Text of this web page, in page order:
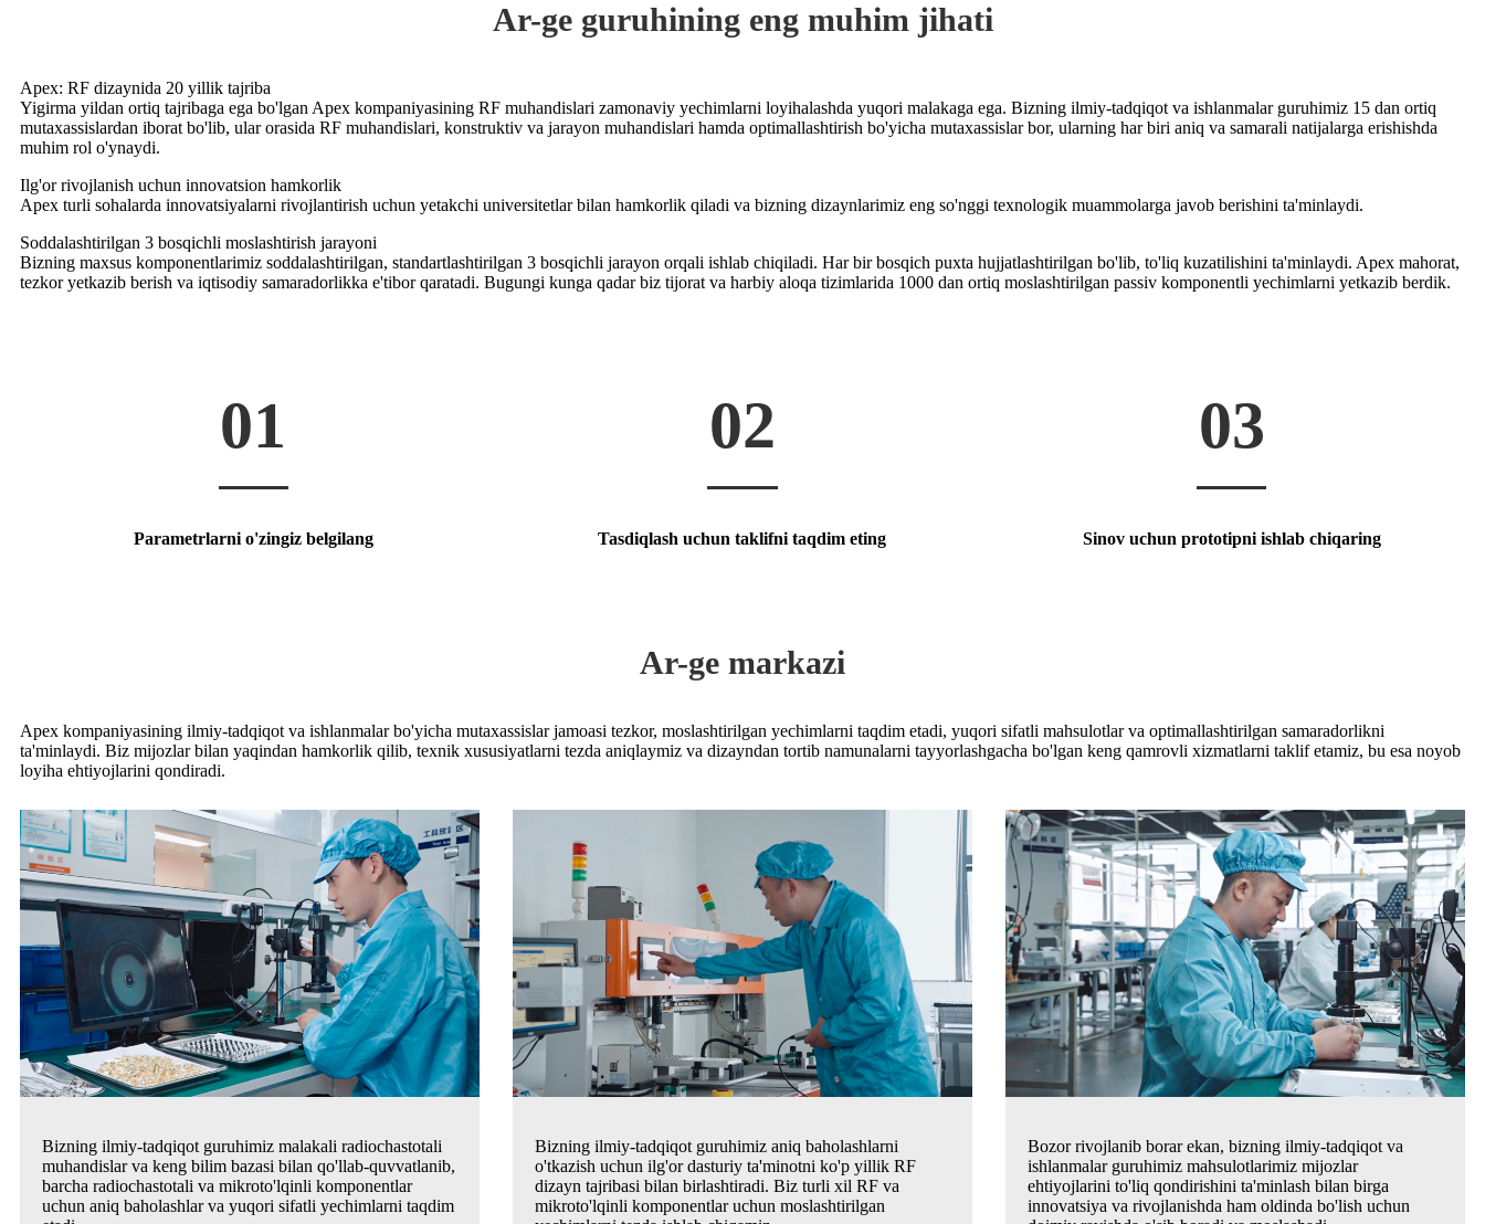
Ar-ge guruhining eng muhim jihati
Apex: RF dizaynida 20 yillik tajriba
Yigirma yildan ortiq tajribaga ega bo'lgan Apex kompaniyasining RF muhandislari zamonaviy yechimlarni loyihalashda yuqori malakaga ega. Bizning ilmiy-tadqiqot va ishlanmalar guruhimiz 15 dan ortiq
mutaxassislardan iborat bo'lib, ular orasida RF muhandislari, konstruktiv va jarayon muhandislari hamda optimallashtirish bo'yicha mutaxassislar bor, ularning har biri aniq va samarali natijalarga erishishda
muhim rol o'ynaydi.
Ilg'or rivojlanish uchun innovatsion hamkorlik
Apex turli sohalarda innovatsiyalarni rivojlantirish uchun yetakchi universitetlar bilan hamkorlik qiladi va bizning dizaynlarimiz eng so'nggi texnologik muammolarga javob berishini ta'minlaydi.
Soddalashtirilgan 3 bosqichli moslashtirish jarayoni
Bizning maxsus komponentlarimiz soddalashtirilgan, standartlashtirilgan 3 bosqichli jarayon orqali ishlab chiqiladi. Har bir bosqich puxta hujjatlashtirilgan bo'lib, to'liq kuzatilishini ta'minlaydi. Apex mahorat,
tezkor yetkazib berish va iqtisodiy samaradorlikka e'tibor qaratadi. Bugungi kunga qadar biz tijorat va harbiy aloqa tizimlarida 1000 dan ortiq moslashtirilgan passiv komponentli yechimlarni yetkazib berdik.
01
Parametrlarni o'zingiz belgilang
02
Tasdiqlash uchun taklifni taqdim eting
03
Sinov uchun prototipni ishlab chiqaring
Ar-ge markazi
Apex kompaniyasining ilmiy-tadqiqot va ishlanmalar bo'yicha mutaxassislar jamoasi tezkor, moslashtirilgan yechimlarni taqdim etadi, yuqori sifatli mahsulotlar va optimallashtirilgan samaradorlikni
ta'minlaydi. Biz mijozlar bilan yaqindan hamkorlik qilib, texnik xususiyatlarni tezda aniqlaymiz va dizayndan tortib namunalarni tayyorlashgacha bo'lgan keng qamrovli xizmatlarni taklif etamiz, bu esa noyob
loyiha ehtiyojlarini qondiradi.
Bizning ilmiy-tadqiqot guruhimiz malakali radiochastotali
muhandislar va keng bilim bazasi bilan qo'llab-quvvatlanib,
barcha radiochastotali va mikroto'lqinli komponentlar
uchun aniq baholashlar va yuqori sifatli yechimlarni taqdim
Bizning ilmiy-tadqiqot guruhimiz aniq baholashlarni
o'tkazish uchun ilg'or dasturiy ta'minotni ko'p yillik RF
dizayn tajribasi bilan birlashtiradi. Biz turli xil RF va
mikroto'lqinli komponentlar uchun moslashtirilgan
Bozor rivojlanib borar ekan, bizning ilmiy-tadqiqot va
ishlanmalar guruhimiz mahsulotlarimiz mijozlar
ehtiyojlarini to'liq qondirishini ta'minlash bilan birga
innovatsiya va rivojlanishda ham oldinda bo'lish uchun